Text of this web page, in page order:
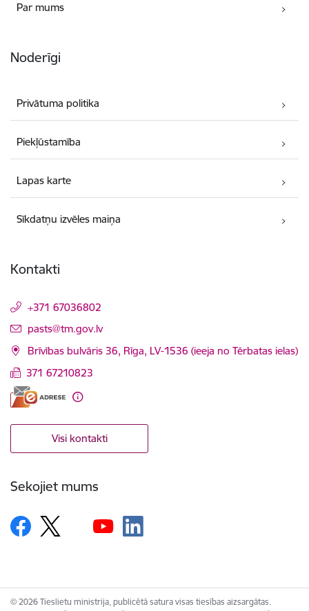
Par mums
Noderīgi
Privātuma politika
Piekļūstamība
Lapas karte
Sīkdatņu izvēles maiņa
Kontakti
+371 67036802
E-pasts:
pasts@tm.gov.lv
Brīvības bulvāris 36, Rīga, LV-1536 (ieeja no Tērbatas ielas)
371 67210823
Visi kontakti
Sekojiet mums
© 2026 Tieslietu ministrija, publicētā satura visas tiesības aizsargātas.